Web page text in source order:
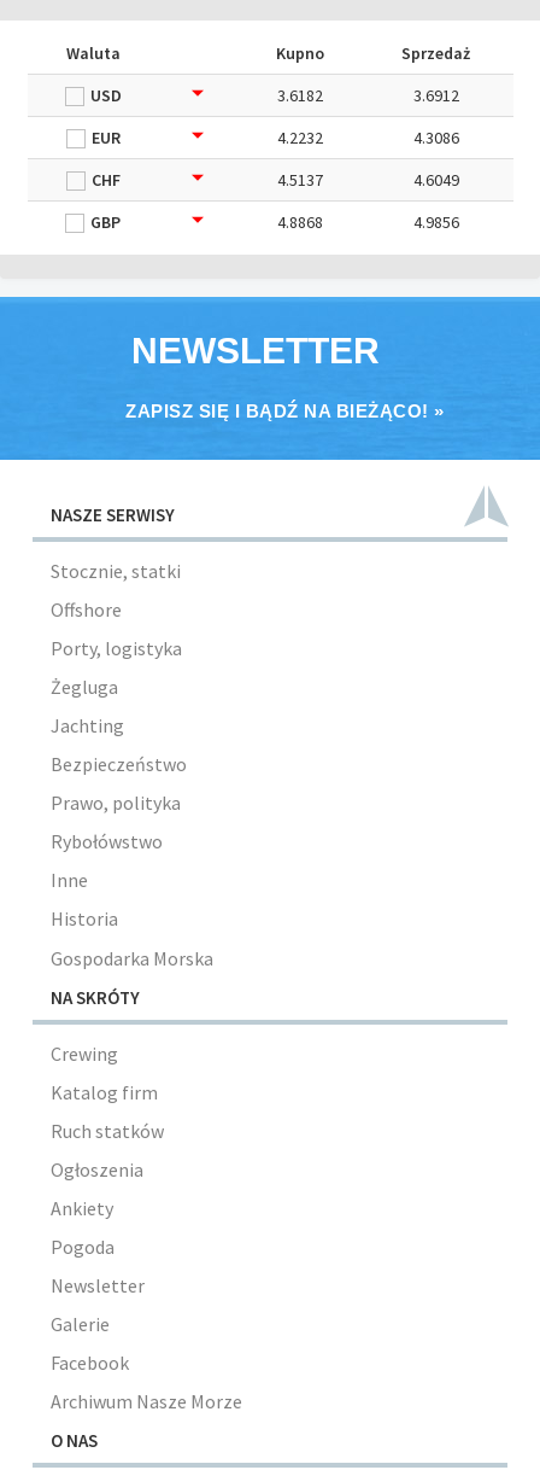
Waluta Kupno
Sprzedaż
USD
3.6182
3.6912
EUR
4.2232
4.3086
CHF
4.5137
4.6049
GBP
4.8868 4.9856
NEWSLETTER
ZAPISZ SIĘ I BĄDŹ NA BIEŻĄCO! »
NASZE SERWISY
Stocznie, statki
Offshore
Porty, logistyka
Żegluga
Jachting
Bezpieczeństwo
Prawo, polityka
Rybołówstwo
Inne
Historia
Gospodarka Morska
NA SKRÓTY
Crewing
Katalog firm
Ruch statków
Ogłoszenia
Ankiety
Pogoda
Newsletter
Galerie
Facebook
Archiwum Nasze Morze
O NAS